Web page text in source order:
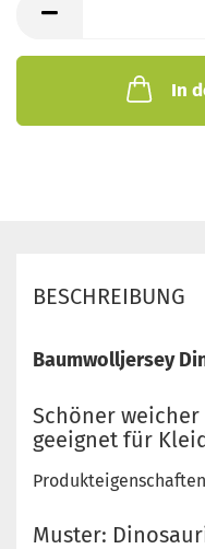
Meter
In
BESCHREIBUNG
Baumwolljersey
Schöner
geeignet für
Muster: